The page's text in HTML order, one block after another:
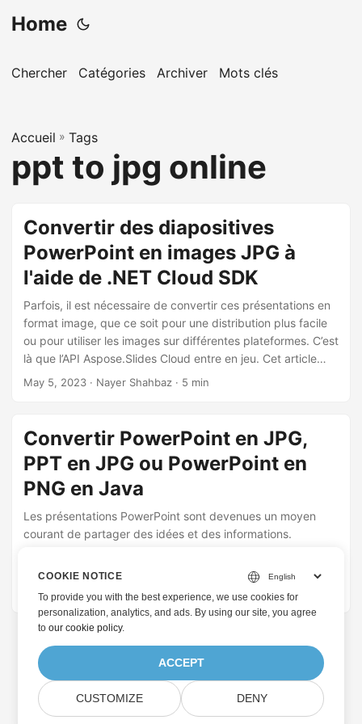
Home
Chercher Catégories Archiver Mots clés
Accueil » Tags
ppt to jpg online
Convertir des diapositives
PowerPoint en images JPG à
l'aide de .NET Cloud SDK
Parfois, il est nécessaire de convertir ces présentations en
format image, que ce soit pour une distribution plus facile
ou pour utiliser les images sur différentes plateformes. C’est
là que l’API Aspose.Slides Cloud entre en jeu. Cet article
vous guidera à travers les étapes de conversion de
qu’avec l’aide de cette puissante API, vous pouvez
facilement convertir des diapositives PowerPoint en
images, y compris des formes, et personnaliser le format
d’image de sortie selon vos préférences.
May 5, 2023 · Nayer Shahbaz · 5 min
Convertir PowerPoint en JPG,
PPT en JPG ou PowerPoint en
PNG en Java
Les présentations PowerPoint sont devenues un moyen
courant de partager des idées et des informations.
présentations en formats d’image plus faciles à partager,
tels que JPG. Dans cet article, nous allons découvrir
comment effectuer une conversion PowerPoint en JPG à
l’aide du langage de programmation Java. Nous
accomplir cette tâche de manière efficace et efficiente,
notamment Java Cloud SDK.
June 22, 2021· Nayyer Shahbaz · 7 min
COOKIE NOTICE
To provide you with the best experience, we use cookies for
personalization, analytics, and ads. By using our site, you agree
toour cookie policy.
ACCEPT
CUSTOMIZE DENY